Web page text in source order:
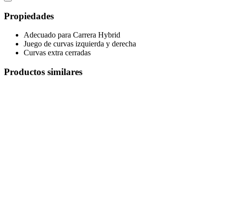
Propiedades
Adecuado para Carrera Hybrid
Juego de curvas izquierda y derecha
Curvas extra cerradas
Productos similares